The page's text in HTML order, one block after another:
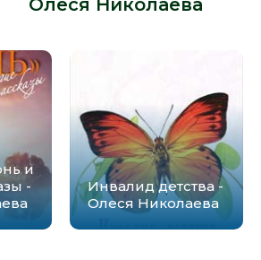
и
-
Инвалид детства -
Олеся Николаева